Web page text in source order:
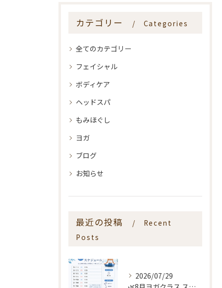
カテゴリー Categories
全てのカテゴリー
フェイシャル
ボディケア
ヘッドスパ
もみほぐし
ヨガ
ブログ
お知らせ
最近の投稿
Recent
Posts
2026/07/29